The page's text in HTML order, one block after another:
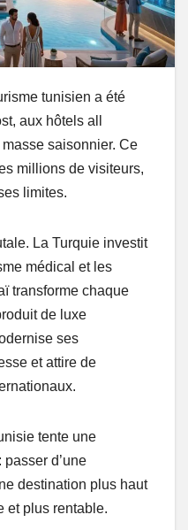
tunisien a été
aux hôtels all
saisonnier. Ce
millions de visiteurs,
limites.
La Turquie investit
médical et les
transforme chaque
de luxe
ses
et attire de
tente une
d’une
destination plus haut
et plus rentable.